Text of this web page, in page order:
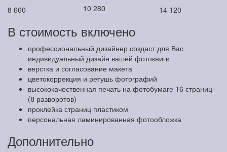
8 660 10 280 14 120
В стоимость включено
профессиональный дизайнер создаст для Вас
индивидуальный дизайн вашей фотокниги
верстка и согласование макета
цветокоррекция и ретушь фотографий
высококачественная печать на фотобумаге 16 страниц
(8 разворотов)
проклейка страниц пластиком
персональная ламинированная фотообложка
Дополнительно